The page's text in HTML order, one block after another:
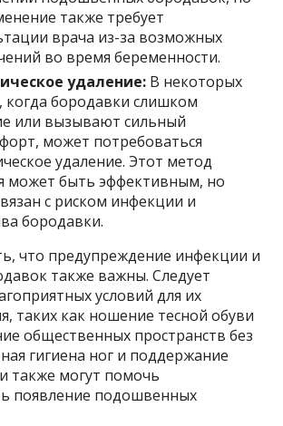
также требует
врача из-за возможных
во время беременности.
удаление: В некоторых
когда бородавки слишком
или вызывают сильный
может потребоваться
удаление. Этот метод
может быть эффективным, но
с риском инфекции и
бородавки.
что предупреждение инфекции и
также важны. Следует
условий для их
таких как ношение тесной обуви
общественных пространств без
гигиена ног и поддержание
также могут помочь
появление подошвенных